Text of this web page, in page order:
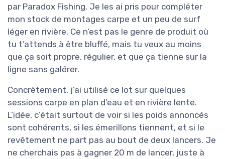
par Paradox Fishing. Je les ai pris pour compléter
mon stock de montages carpe et un peu de surf
léger en rivière. Ce n’est pas le genre de produit où
tu t’attends à être bluffé, mais tu veux au moins
que ça soit propre, régulier, et que ça tienne sur la
ligne sans galérer.
Concrètement, j’ai utilisé ce lot sur quelques
sessions carpe en plan d’eau et en rivière lente.
L’idée, c’était surtout de voir si les poids annoncés
sont cohérents, si les émerillons tiennent, et si le
revêtement ne part pas au bout de deux lancers. Je
ne cherchais pas à gagner 20 m de lancer, juste à